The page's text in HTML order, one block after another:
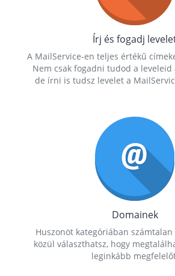
Írj és fogadj
A MailService-en teljes értékű
Nem csak fogadni tudod a leveleid
de írni is tudsz levelet a
Domainek
Huszonöt kategóriában
közül választhatsz, hogy
leginkább